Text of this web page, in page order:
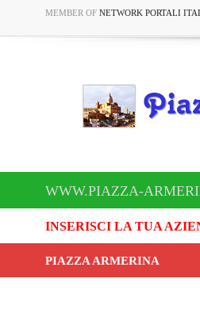
MEMBER OF NETWORK PORTALI
WWW.PIAZZA-
INSERISCI LA TUA
PIAZZA ARMERINA